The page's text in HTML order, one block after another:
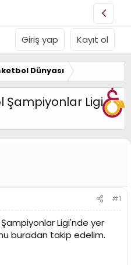
Giriş yap Kayıt ol
Dünyası
Şampiyonlar Ligi
#1
Ligi'nde yer
buradan takip edelim.